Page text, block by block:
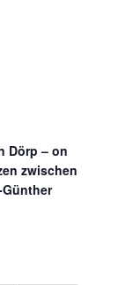
Dörp – on
zwischen